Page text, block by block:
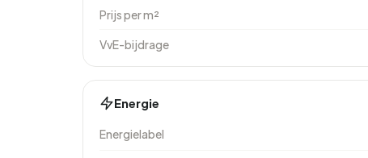
Prijs per m²
VvE-bijdrage
Energie
Energielabel